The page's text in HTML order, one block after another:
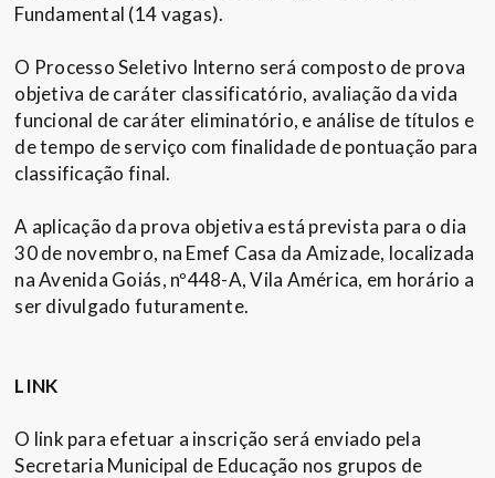
Fundamental (14 vagas).
O Processo Seletivo Interno será composto de prova
objetiva de caráter classificatório, avaliação da vida
funcional de caráter eliminatório, e análise de títulos e
de tempo de serviço com finalidade de pontuação para
classificação final.
A aplicação da prova objetiva está prevista para o dia
30 de novembro, na Emef Casa da Amizade, localizada
na Avenida Goiás, nº448-A, Vila América, em horário a
ser divulgado futuramente.
LINK
O link para efetuar a inscrição será enviado pela
Secretaria Municipal de Educação nos grupos de